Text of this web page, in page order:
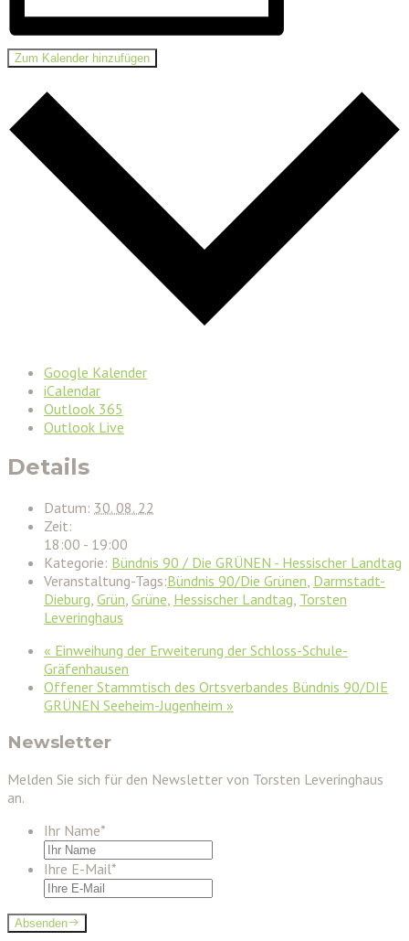
Zum Kalender hinzufügen
Google Kalender
iCalendar
Outlook 365
Outlook Live
Details
Datum: 30. 08. 22
Zeit:
18:00 - 19:00
Kategorie: Bündnis 90 / Die GRÜNEN - Hessischer Landtag
Veranstaltung-Tags:Bündnis 90/Die Grünen, Darmstadt-
Dieburg, Grün, Grüne, Hessischer Landtag, Torsten
Leveringhaus
« Einweihung der Erweiterung der Schloss-Schule-
Gräfenhausen
Offener Stammtisch des Ortsverbandes Bündnis 90/DIE
GRÜNEN Seeheim-Jugenheim »
Newsletter
Melden Sie sich für den Newsletter von Torsten Leveringhaus
an.
Ihr Name*
Ihre E-Mail*
Absenden